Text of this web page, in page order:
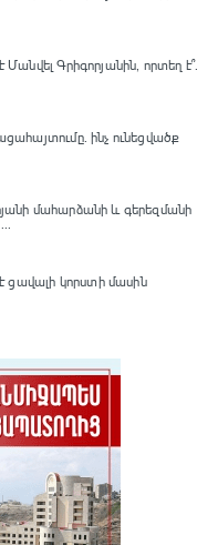
Գրիգորյանին, որտեղ է՞․
ինչ ունեցվածք
մահարձանի և գերեզմանի
ցավալի կորստի մասին